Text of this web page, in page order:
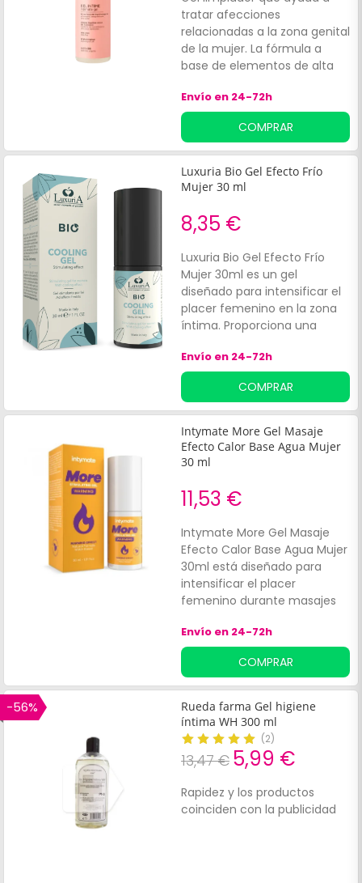
tratar afecciones
relacionadas a la zona genital
de la mujer. La fórmula a
base de elementos de alta
Aloe vera, contribuye a aliviar
molestias e hidratar la
mucosa vaginal. El producto
favorece a el delicado
equilibrio microbiano, gracias
a que ayuda a mantener el p.
de la mujer.
Envío en 24-72h
COMPRAR
Luxuria Bio Gel Efecto Frío
Mujer 30 ml
8,35 €
Luxuria Bio Gel Efecto Frío
Mujer 30ml es un gel
diseñado para intensificar el
placer femenino en la zona
íntima. Proporciona una
frescor desde la primera
aplicación, siendo ideal para
mujeres que desean
aumentar la sensibilidad y
explorar nuevas experiencias.
Envío en 24-72h
COMPRAR
Intymate More Gel Masaje
Efecto Calor Base Agua Mujer
30 ml
11,53 €
Intymate More Gel Masaje
Efecto Calor Base Agua Mujer
30ml está diseñado para
intensificar el placer
femenino durante masajes
directamente en la zona
genital, potenciando la
sensibilidad y la respuesta
sexual.
Envío en 24-72h
COMPRAR
-56%
Rueda farma Gel higiene
íntima WH 300 ml
(2)
13,47 € 5,99 €
Rapidez y los productos
coinciden con la publicidad